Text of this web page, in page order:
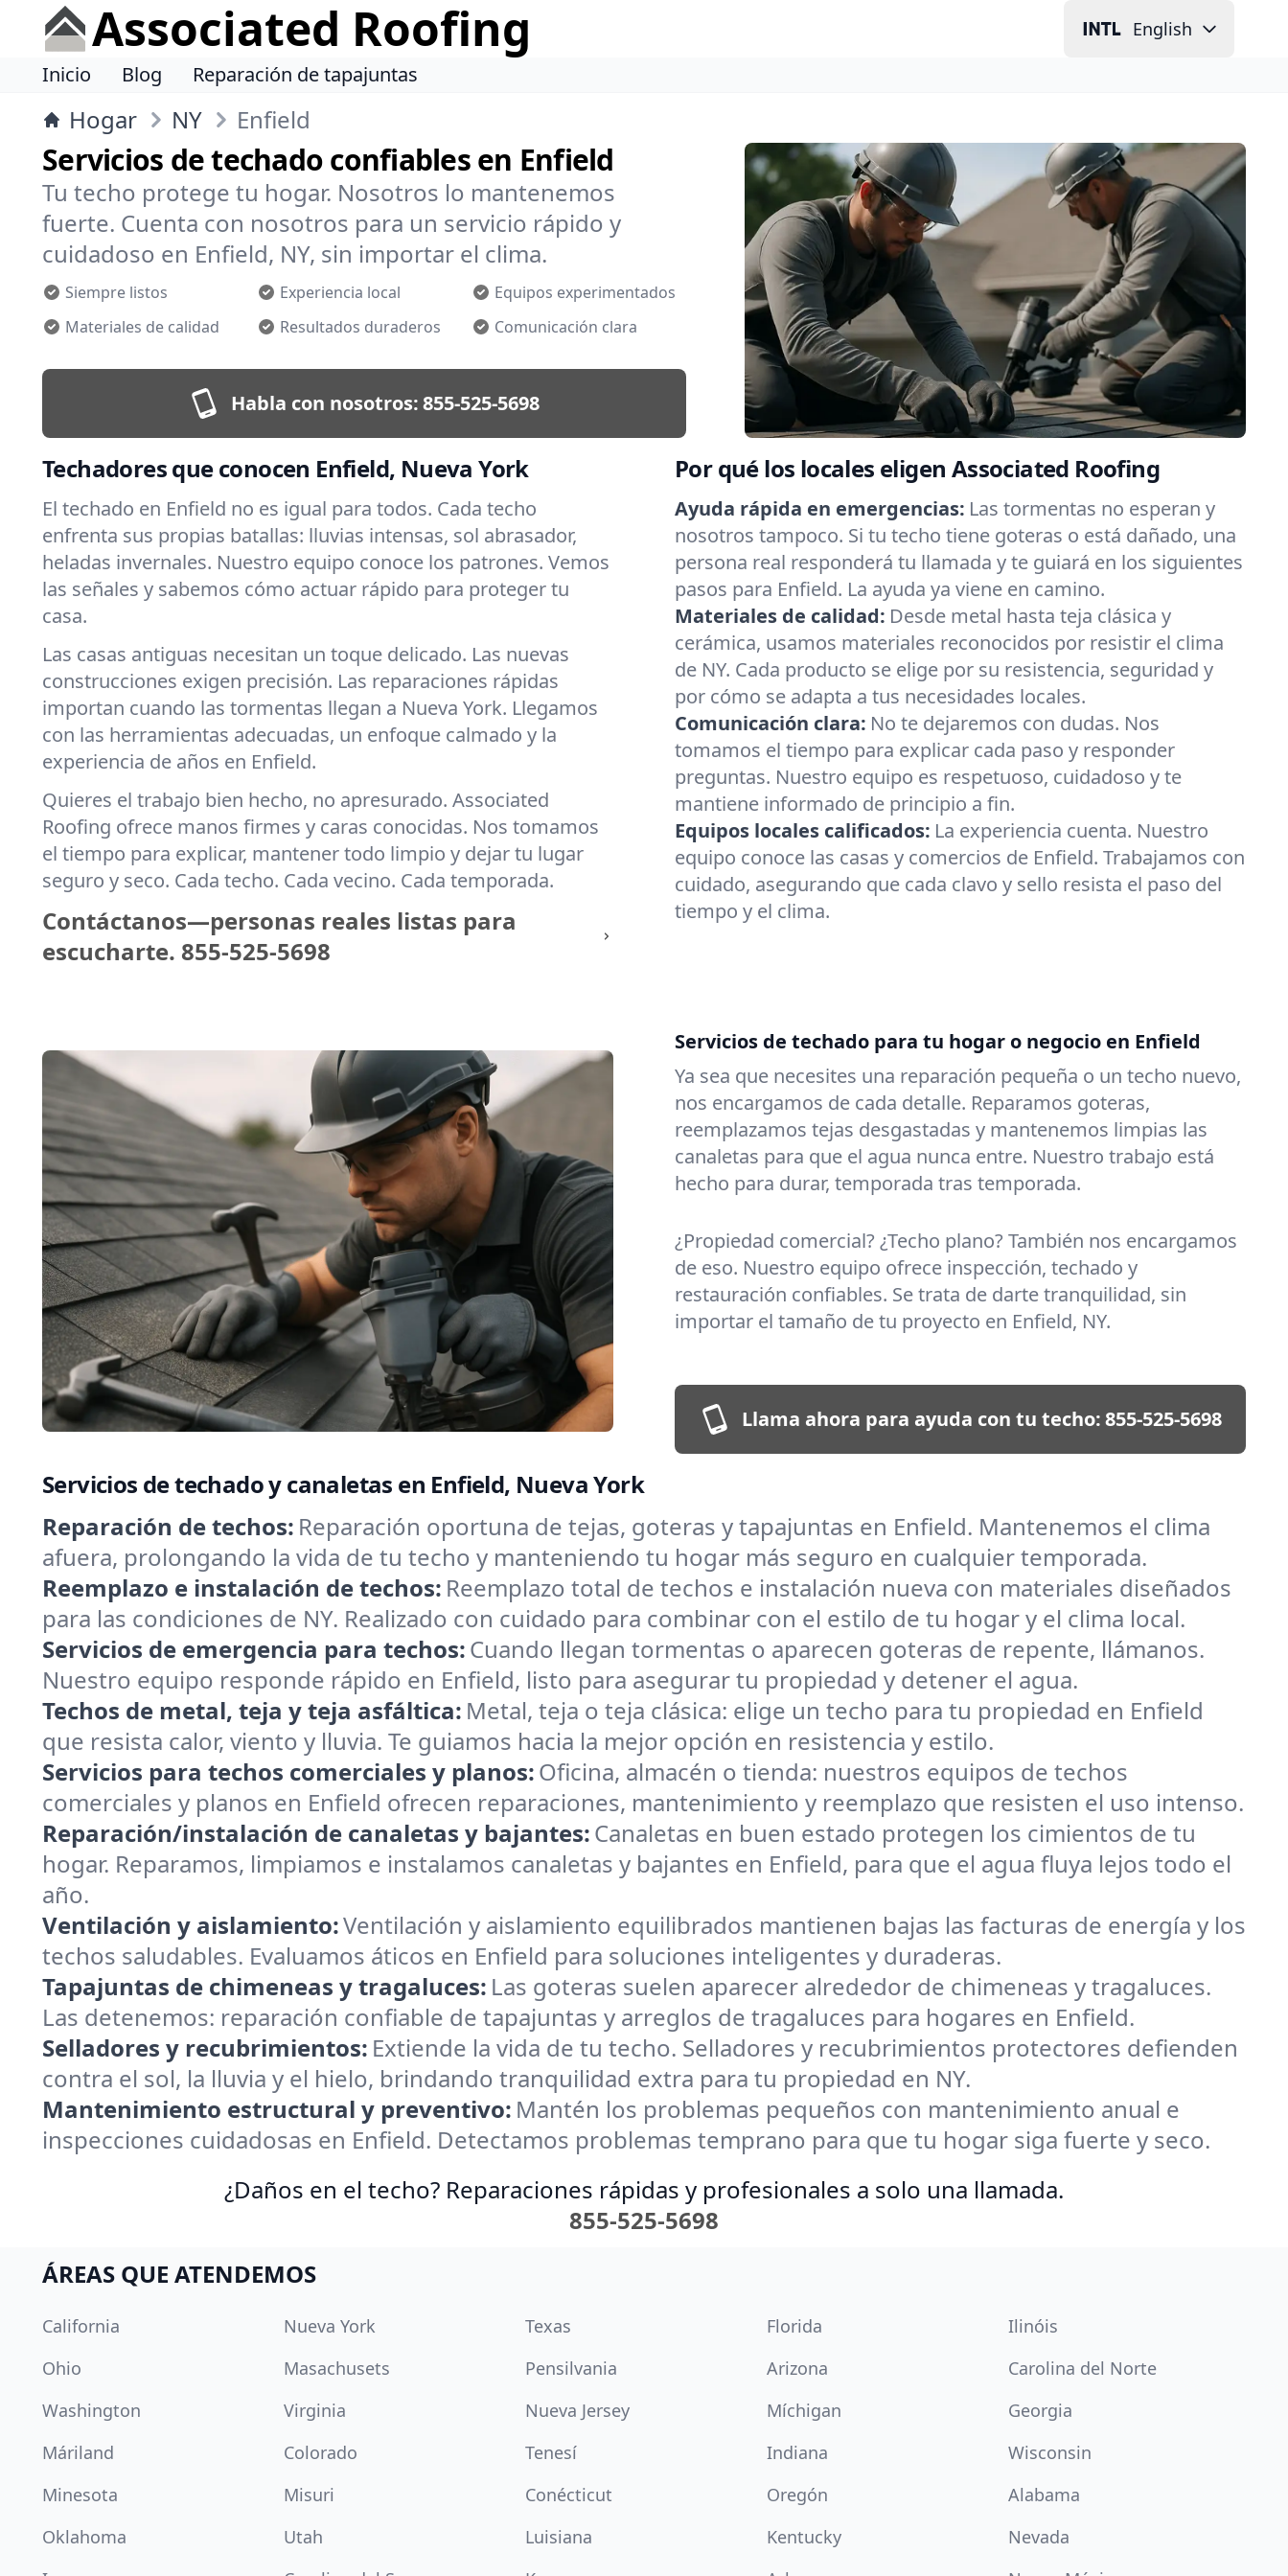
Associated Roofing English
Inicio Blog Reparación de tapajuntas
Hogar NY Enfield
Servicios de techado confiables en Enfield
Tu techo protege tu hogar. Nosotros lo mantenemos
fuerte. Cuenta con nosotros para un servicio rápido y
cuidadoso en Enfield, NY, sin importar el clima.
Siempre listos Experiencia local
Equipos experimentados
Materiales de calidad
Resultados duraderos Comunicación clara
Habla con nosotros:855-525-5698
Techadores que conocen Enfield, Nueva York
El techado en Enfield no es igual para todos. Cada techo
enfrenta sus propias batallas: lluvias intensas, sol abrasador,
heladas invernales. Nuestro equipo conoce los patrones. Vemos
las señales y sabemos cómo actuar rápido para proteger tu
casa.
Las casas antiguas necesitan un toque delicado. Las nuevas
construcciones exigen precisión. Las reparaciones rápidas
importan cuando las tormentas llegan a Nueva York. Llegamos
con las herramientas adecuadas, un enfoque calmado y la
experiencia de años en Enfield.
Quieres el trabajo bien hecho, no apresurado. Associated
Roofing ofrece manos firmes y caras conocidas. Nos tomamos
el tiempo para explicar, mantener todo limpio y dejar tu lugar
seguro y seco. Cada techo. Cada vecino. Cada temporada.
Contáctanos—personas reales listas para
escucharte. 855-525-5698
Por qué los locales eligen Associated Roofing
Ayuda rápida en emergencias: Las tormentas no esperan y
nosotros tampoco. Si tu techo tiene goteras o está dañado, una
persona real responderá tu llamada y te guiará en los siguientes
pasos para Enfield. La ayuda ya viene en camino.
Materiales de calidad: Desde metal hasta teja clásica y
cerámica, usamos materiales reconocidos por resistir el clima
de NY. Cada producto se elige por su resistencia, seguridad y
por cómo se adapta a tus necesidades locales.
Comunicación clara: No te dejaremos con dudas. Nos
tomamos el tiempo para explicar cada paso y responder
preguntas. Nuestro equipo es respetuoso, cuidadoso y te
mantiene informado de principio a fin.
Equipos locales calificados: La experiencia cuenta. Nuestro
equipo conoce las casas y comercios de Enfield. Trabajamos con
cuidado, asegurando que cada clavo y sello resista el paso del
tiempo y el clima.
Servicios de techado para tu hogar o negocio en Enfield
Ya sea que necesites una reparación pequeña o un techo nuevo,
nos encargamos de cada detalle. Reparamos goteras,
reemplazamos tejas desgastadas y mantenemos limpias las
canaletas para que el agua nunca entre. Nuestro trabajo está
hecho para durar, temporada tras temporada.
¿Propiedad comercial? ¿Techo plano? También nos encargamos
de eso. Nuestro equipo ofrece inspección, techado y
restauración confiables. Se trata de darte tranquilidad, sin
importar el tamaño de tu proyecto en Enfield, NY.
Llama ahora para ayuda con tu techo:855-525-5698
Servicios de techado y canaletas en Enfield, Nueva York
Reparación de techos: Reparación oportuna de tejas, goteras y tapajuntas en Enfield. Mantenemos el clima
afuera, prolongando la vida de tu techo y manteniendo tu hogar más seguro en cualquier temporada.
Reemplazo e instalación de techos: Reemplazo total de techos e instalación nueva con materiales diseñados
para las condiciones de NY. Realizado con cuidado para combinar con el estilo de tu hogar y el clima local.
Servicios de emergencia para techos:Cuando llegan tormentas o aparecen goteras de repente, llámanos.
Nuestro equipo responde rápido en Enfield, listo para asegurar tu propiedad y detener el agua.
Techos de metal, teja y teja asfáltica: Metal, teja o teja clásica: elige un techo para tu propiedad en Enfield
que resista calor, viento y lluvia. Te guiamos hacia la mejor opción en resistencia y estilo.
Servicios para techos comerciales y planos:Oficina, almacén o tienda: nuestros equipos de techos
comerciales y planos en Enfield ofrecen reparaciones, mantenimiento y reemplazo que resisten el uso intenso.
Reparación/instalación de canaletas y bajantes:Canaletas en buen estado protegen los cimientos de tu
hogar. Reparamos, limpiamos e instalamos canaletas y bajantes en Enfield, para que el agua fluya lejos todo el
año.
Ventilación y aislamiento:Ventilación y aislamiento equilibrados mantienen bajas las facturas de energía y los
techos saludables. Evaluamos áticos en Enfield para soluciones inteligentes y duraderas.
Tapajuntas de chimeneas y tragaluces: Las goteras suelen aparecer alrededor de chimeneas y tragaluces.
Las detenemos: reparación confiable de tapajuntas y arreglos de tragaluces para hogares en Enfield.
Selladores y recubrimientos: Extiende la vida de tu techo. Selladores y recubrimientos protectores defienden
contra el sol, la lluvia y el hielo, brindando tranquilidad extra para tu propiedad en NY.
Mantenimiento estructural y preventivo: Mantén los problemas pequeños con mantenimiento anual e
inspecciones cuidadosas en Enfield. Detectamos problemas temprano para que tu hogar siga fuerte y seco.
¿Daños en el techo? Reparaciones rápidas y profesionales a solo una llamada.
855-525-5698
ÁREAS QUE ATENDEMOS
California Nueva York Texas Florida
Ilinóis
Ohio
Masachusets Pensilvania Arizona
Carolina del Norte
Washington
Virginia Nueva Jersey Míchigan
Georgia
Máriland
Colorado Tenesí Indiana
Wisconsin
Minesota
Misuri Conécticut Oregón
Alabama
Oklahoma
Utah Luisiana Kentucky
Nevada